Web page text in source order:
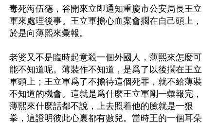
毒死海伍德，谷開來立即通知重慶市公安局長王立
軍來處理後事。王立軍擔心血案會擱在自己頭上，
於是向薄熙來彙報。
老婆又不是臨時起意殺一個外國人，薄熙來怎麼可
能不知道呢。薄裝作不知道，是爲了以後擱在王立
軍頭上；王立軍爲了不擔待這個死罪，就不給薄裝
不知道的機會。這就是爲什麼王立軍剛一彙報完，
薄熙來什麼話都不說，上去照着他的臉就是一狠
拳，這證明彼此心裏都有數兒。當時王的一個耳朵